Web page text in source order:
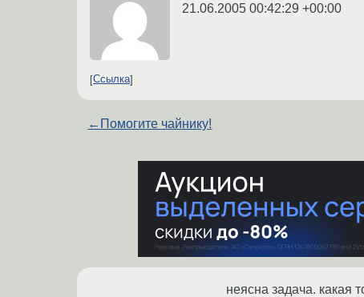
21.06.2005 00:42:29 +00:00
Ссылка
← Помогите чайнику!
неясна задача. какая